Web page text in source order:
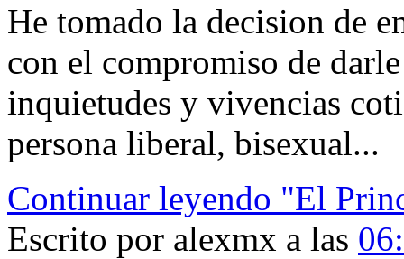
He tomado la decision de
con el compromiso de
inquietudes y vivencias
persona liberal, bisexual...
Continuar leyendo "El
Escrito por alexmx a las